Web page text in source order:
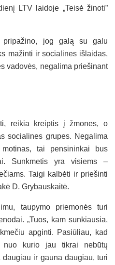
LTV laidoje „Teisė žinoti”
pripažino, jog galą su galu
mažinti ir socialines išlaidas,
vadovės, negalima priešinant
reikia kreiptis į žmones, o
socialines grupes. Negalima
tai pensininkai bus
Sunkmetis yra visiems –
Taigi kalbėti ir priešinti
D. Grybauskaitė.
taupymo priemonės turi
„Tuos, kam sunkiausia,
apginti. Pasiūliau, kad
nuo kurio jau tikrai nebūtų
ir gauna daugiau, turi